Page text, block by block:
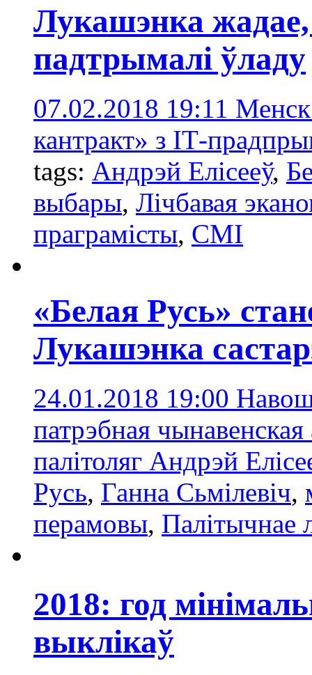
Лукашэнка жадае,
падтрымалі ўладу
07.02.2018 19:11
кантракт» з ІТ-
tags: Андрэй Елісееў,
выбары, Лічбавая
праграмісты, СМІ
«Белая Русь»
Лукашэнка
24.01.2018 19:00
патрэбная
палітоляг Андрэй
Русь, Ганна Сьмілевіч,
перамовы, Палітычнае
2018: год
выклікаў